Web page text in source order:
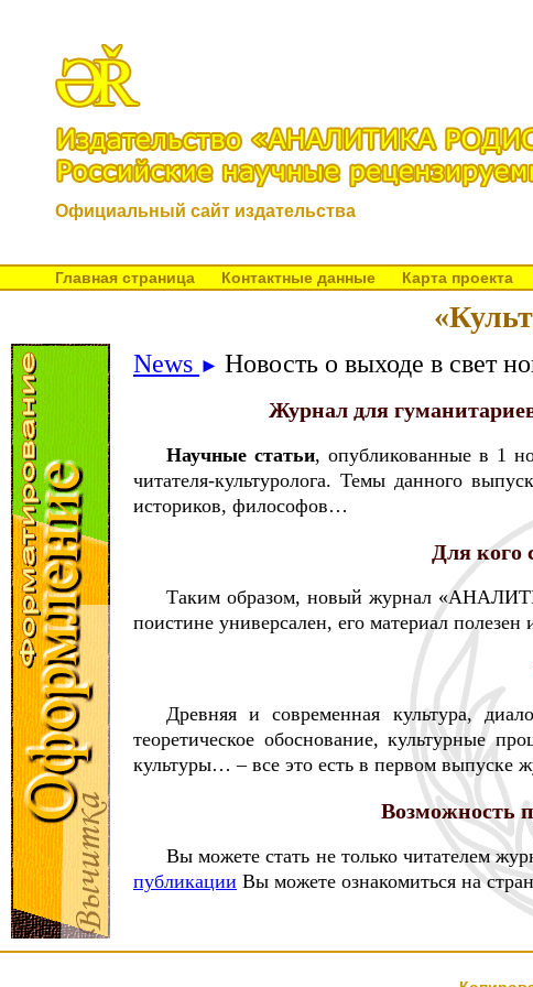
Официальный сайт издательства
Главная страница Контактные данные Карта проекта
News ► Новость о выходе в свет
Журнал для
Научные статьи, опубликованные в 1
читателя-культуролога. Темы данного
историков, философов…
Для кого
Таким образом, новый журнал
поистине универсален, его материал
Древняя и современная культура,
теоретическое обоснование, культурные
культуры… – все это есть в первом выпуске
Возможность
Вы можете стать не только читателем
публикации Вы можете ознакомиться на